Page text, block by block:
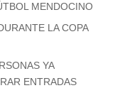
MENDOCINO
LA COPA
YA
ENTRADAS